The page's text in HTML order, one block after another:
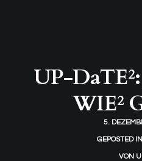
UP-
WIE²
5.
GEPOSTED IN
VON